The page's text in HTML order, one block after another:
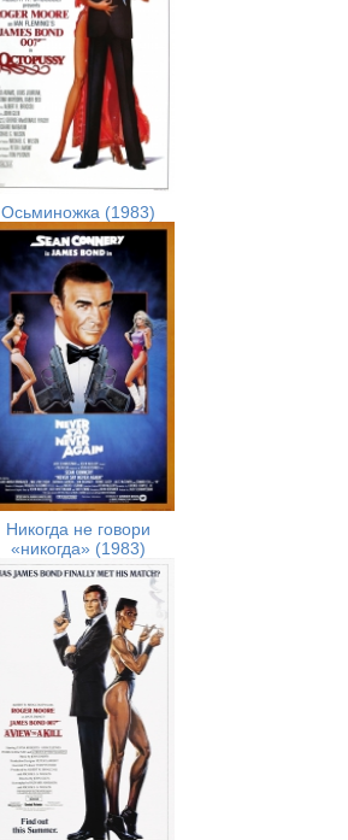
Осьминожка (1983)
Никогда не говори
«никогда» (1983)